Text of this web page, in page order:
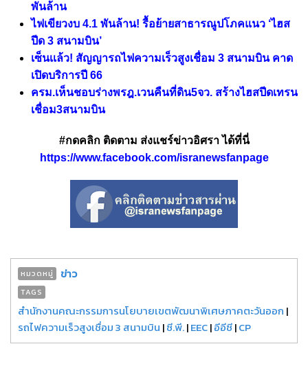
พันล้าน
ไฟเขียวงบ 4.1 พันล้าน! รื้อย้ายสาธารณูปโภคแนว ‘ไฮส
ปีด 3 สนามบิน’
เซ็นเเล้ว! สัญญารถไฟความเร็วสูงเชื่อม 3 สนามบิน คาด
เปิดบริการปี 66
ครม.เห็นชอบร่างพรฎ.เวนคืนที่ดิน5จว. สร้างไฮสปีดเทรน
เชื่อม3สนามบิน
#กดคลิก ติดตาม ส่งแชร์ข่าวอิศรา ได้ที่นี่
https://www.facebook.com/isranewsfanpage
หมวดหมู่ ข่าว
TAGS
สำนักงานคณะกรรมการนโยบายเขตพัฒนาพิเศษภาคตะวันออก |
รถไฟความเร็วสูงเชื่อม 3 สนามบิน |ซี.พี.|EEC|อีอีซี|CP